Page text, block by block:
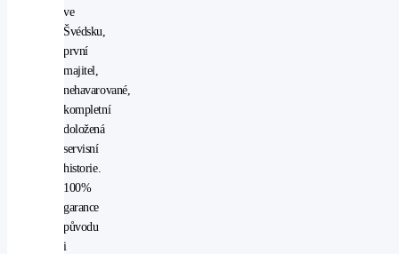
ve
Švédsku,
první
majitel,
nehavarované,
kompletní
doložená
servisní
historie.
100%
garance
původu
i